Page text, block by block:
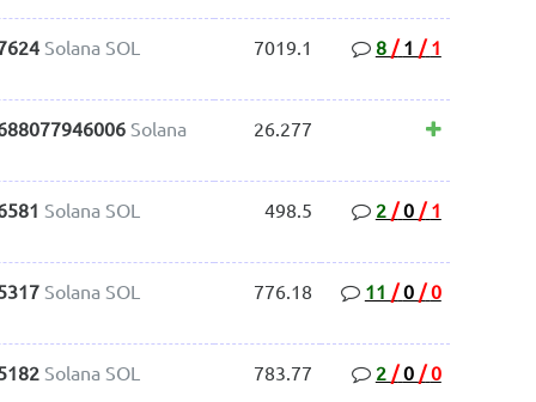
Solana SOL 7019.1 8 / 1 / 1
Solana 26.277
Solana SOL 498.5 2 / 0 / 1
Solana SOL 776.18 11 / 0 / 0
Solana SOL 783.77 2 / 0 / 0